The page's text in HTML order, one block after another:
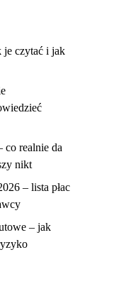
je czytać i jak
realnie da
nikt
– lista płac
– jak